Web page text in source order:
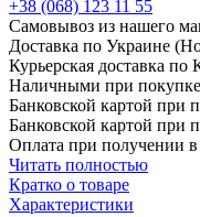
+38 (068) 123 11 55
Самовывоз из нашего
Доставка по Украине
Курьерская доставка по
Наличными при покупке
Банковской картой при
Банковской картой при
Оплата при получении
Читать полностью
Кратко о товаре
Характеристики